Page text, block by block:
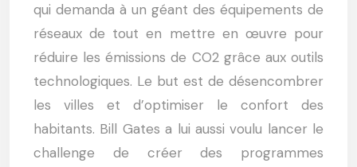
qui demanda à un géant des équipements de
réseaux de tout en mettre en œuvre pour
réduire les émissions de CO2 grâce aux outils
technologiques. Le but est de désencombrer
les villes et d’optimiser le confort des
habitants. Bill Gates a lui aussi voulu lancer le
challenge de créer des programmes